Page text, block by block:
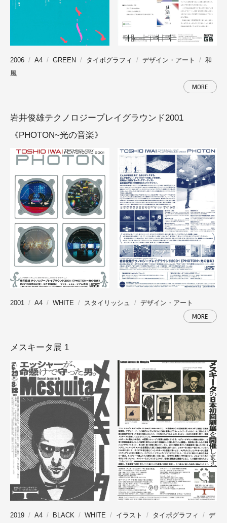
2006 A4 GREEN タイポグラフィ デザイン・アート
和
風
MORE
岩井俊雄テクノロジープレイグラウンド2001
《PHOTON~光の音楽》
2001 A4 WHITE スタイリッシュ
デザイン・アート
MORE
メスキータ展 1
2019 A4 BLACK WHITE イラスト タイポグラフィ
デ